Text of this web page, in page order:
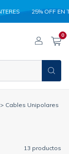
25% OFF EN
0
> Cables Unipolares
13 productos